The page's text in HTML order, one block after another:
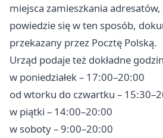
miejsca zamieszkania
powiedzie się w ten sposób,
przekazany przez Pocztę Polską.
Urząd podaje też dokładne
w poniedziałek – 17:00–20:00
od wtorku do czwartku –
w piątki – 14:00–20:00
w soboty – 9:00–20:00